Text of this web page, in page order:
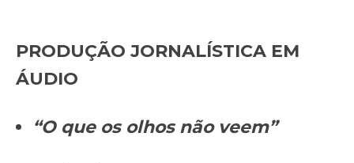
PRODUÇÃO JORNALÍSTICA EM
ÁUDIO
“O que os olhos não veem”